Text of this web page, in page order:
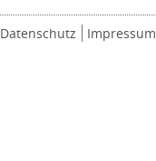
Datenschutz Impressum